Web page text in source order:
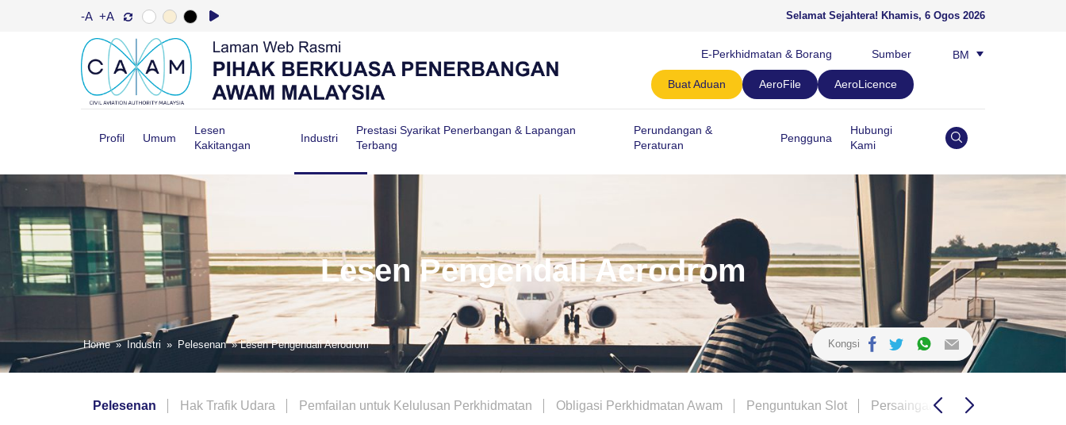
-A +A Selamat Sejahtera! Khamis, 6 Ogos 2026
E-Perkhidmatan & Borang Sumber
BM
Buat Aduan AeroFile AeroLicence
Profil Umum
Lesen
Kakitangan
Industri
Prestasi Syarikat Penerbangan & Lapangan
Terbang
Perundangan &
Peraturan
Pengguna
Hubungi
Kami
Lesen Pengendali Aerodrom
Home » Industri » Pelesenan » Lesen Pengendali Aerodrom Kongsi
Pelesenan Hak Trafik Udara Pemfailan untuk Kelulusan Perkhidmatan Obligasi Perkhidmatan Awam Penguntukan Slot Persaingan Penyelesaian